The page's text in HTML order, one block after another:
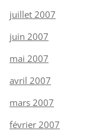
juillet 2007
juin 2007
mai 2007
avril 2007
mars 2007
février 2007